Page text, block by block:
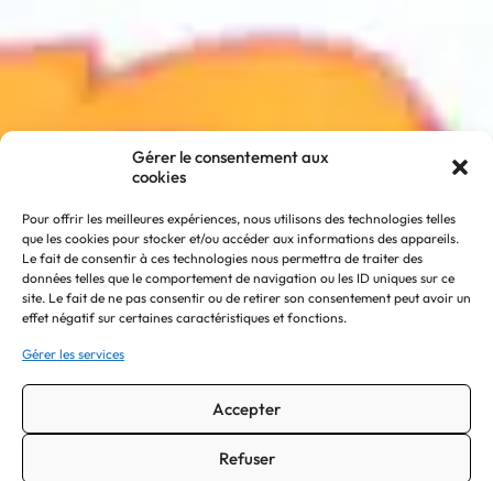
Gérer le consentement aux
cookies
Pour offrir les meilleures expériences, nous utilisons des technologies telles
que les cookies pour stocker et/ou accéder aux informations des appareils.
Le fait de consentir à ces technologies nous permettra de traiter des
données telles que le comportement de navigation ou les ID uniques sur ce
site. Le fait de ne pas consentir ou de retirer son consentement peut avoir un
effet négatif sur certaines caractéristiques et fonctions.
Gérer les services
Accepter
Refuser